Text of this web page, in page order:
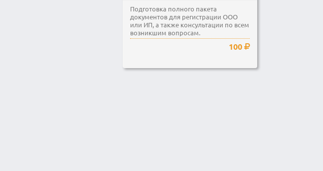
Подготовка полного пакета
документов для регистрации ООО
или ИП, а также консультации по всем
возникшим вопросам.
100